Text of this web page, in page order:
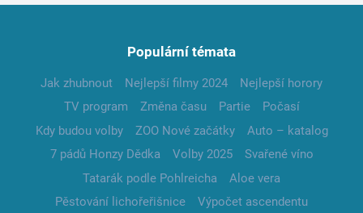
Populární témata
Jak zhubnout Nejlepší filmy 2024
Nejlepší horory
TV program
Změna času Partie
Počasí
Kdy budou volby
ZOO Nové začátky
Auto – katalog
7 pádů Honzy Dědka
Volby 2025
Svařené víno
Tatarák podle Pohlreicha
Aloe vera
Pěstování lichořeřišnice
Výpočet ascendentu